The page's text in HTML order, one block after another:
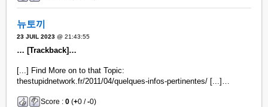
뉴토끼
23 JUIL 2023 @ 21:43:55
… [Trackback]…
[...] Find More on to that Topic:
thestupidnetwork.fr/2011/04/quelques-infos-pertinentes/ [...]…
Score :0 (+0 /-0)